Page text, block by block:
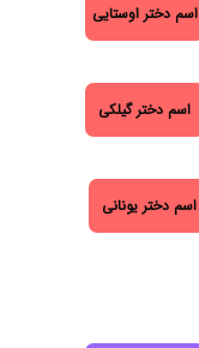
اسم دختر اوستایی
اسم دختر گیلکی
اسم دختر یونانی